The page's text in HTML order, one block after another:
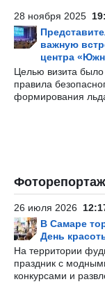
28 ноября 2025
важную
центра
Целью визита
правила
формирования
26 июля 2026
В Самаре
День
На территории
праздник с
конкурсами и